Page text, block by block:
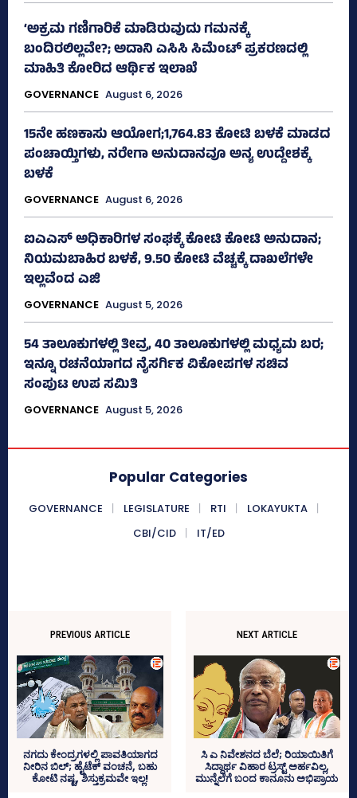
‘ಅಕ್ರಮ ಗಣಿಗಾರಿಕೆ ಮಾಡಿರುವುದು ಗಮನಕ್ಕೆ
ಬಂದಿರಲಿಲ್ಲವೇ?; ಅದಾನಿ ಎಸಿಸಿ ಸಿಮೆಂಟ್ ಪ್ರಕರಣದಲ್ಲಿ
ಮಾಹಿತಿ ಕೋರಿದ ಆರ್ಥಿಕ ಇಲಾಖೆ
GOVERNANCE August 6, 2026
15ನೇ ಹಣಕಾಸು ಆಯೋಗ;1,764.83 ಕೋಟಿ ಬಳಕೆ ಮಾಡದ
ಪಂಚಾಯ್ತಿಗಳು, ನರೇಗಾ ಅನುದಾನವೂ ಅನ್ಯ ಉದ್ದೇಶಕ್ಕೆ
ಬಳಕೆ
GOVERNANCE August 6, 2026
ಐಎಎಸ್‌ ಅಧಿಕಾರಿಗಳ ಸಂಘಕ್ಕೆ ಕೋಟಿ ಕೋಟಿ ಅನುದಾನ;
ನಿಯಮಬಾಹಿರ ಬಳಕೆ, 9.50 ಕೋಟಿ ವೆಚ್ಚಕ್ಕೆ ದಾಖಲೆಗಳೇ
ಇಲ್ಲವೆಂದ ಎಜಿ
GOVERNANCE August 5, 2026
54 ತಾಲೂಕುಗಳಲ್ಲಿ ತೀವ್ರ, 40 ತಾಲೂಕುಗಳಲ್ಲಿ ಮಧ್ಯಮ ಬರ;
ಇನ್ನೂ ರಚನೆಯಾಗದ ನೈಸರ್ಗಿಕ ವಿಕೋಪಗಳ ಸಚಿವ
ಸಂಪುಟ ಉಪ ಸಮಿತಿ
GOVERNANCE August 5, 2026
Popular Categories
GOVERNANCE LEGISLATURE RTI
LOKAYUKTA
CBI/CID
IT/ED
PREVIOUS ARTICLE
ನಗದು ಕೇಂದ್ರಗಳಲ್ಲಿ ಪಾವತಿಯಾಗದ
ನೀರಿನ ಬಿಲ್‌; ಹೈಟೆಕ್‌ ವಂಚನೆ, ಬಹು
ಕೋಟಿ ನಷ್ಟ, ಶಿಸ್ತುಕ್ರಮವೇ ಇಲ್ಲ!
NEXT ARTICLE
ಸಿ ಎ ನಿವೇಶನದ ಬೆಲೆ; ರಿಯಾಯಿತಿಗೆ
ಸಿದ್ದಾರ್ಥ ವಿಹಾರ ಟ್ರಸ್ಟ್‌ ಅರ್ಹವಿಲ್ಲ,
ಮುನ್ನೆಲೆಗೆ ಬಂದ ಕಾನೂನು ಅಭಿಪ್ರಾಯ